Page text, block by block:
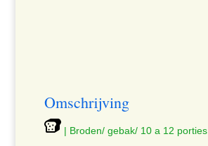
Omschrijving
| Broden/ gebak/ 10 a 12 porties